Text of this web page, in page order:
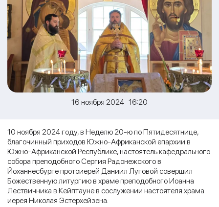
16 ноября 2024 16:20
10 ноября 2024 году, в Неделю 20-ю по Пятидесятнице,
благочинный приходов Южно-Африканской епархии в
Южно-Африканской Республике, настоятель кафедрального
собора преподобного Сергия Радонежского в
Йоханнесбурге протоиерей Даниил Луговой совершил
Божественную литургию в храме преподобного Иоанна
Лествичника в Кейптауне в сослужении настоятеля храма
иерея Николая Эстерхейзена.